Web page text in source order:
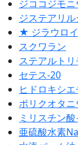
ジココジモ
ジステアリ
★ ジラウロ
スクワラン
ステアルト
セテス-20
ヒドロキシ
ポリクオタ
ミリスチン
亜硫酸水素Na